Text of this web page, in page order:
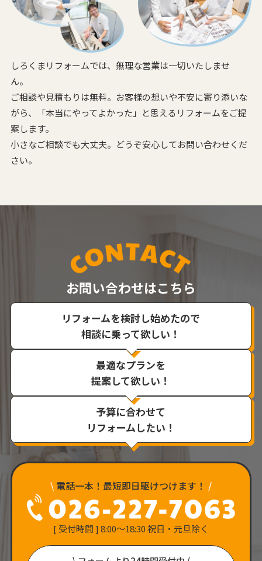
しろくまリフォームでは、無理な営業は一切いたしませ
ん。
ご相談や見積もりは無料。お客様の想いや不安に寄り添いな
がら、
「本当にやってよかった」と思えるリフォームをご提
案します。
小さなご相談でも大丈夫。どうぞ安心してお問い合わせくだ
さい。
お問い合わせはこちら
リフォームを検討し始めたので
相談に乗って欲しい！
最適なプランを
提案して欲しい！
予算に合わせて
リフォームしたい！
\ 電話一本！最短即日駆けつけます！ /
[ 受付時間 ] 8:00〜18:30 祝日・元旦除く